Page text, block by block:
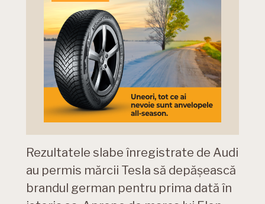
Rezultatele slabe înregistrate de Audi
au permis mărcii Tesla să depășească
brandul german pentru prima dată în